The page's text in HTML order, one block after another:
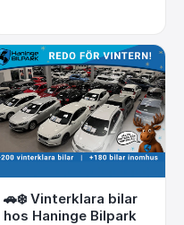
🚗❄️ Vinterklara bilar
hos Haninge Bilpark